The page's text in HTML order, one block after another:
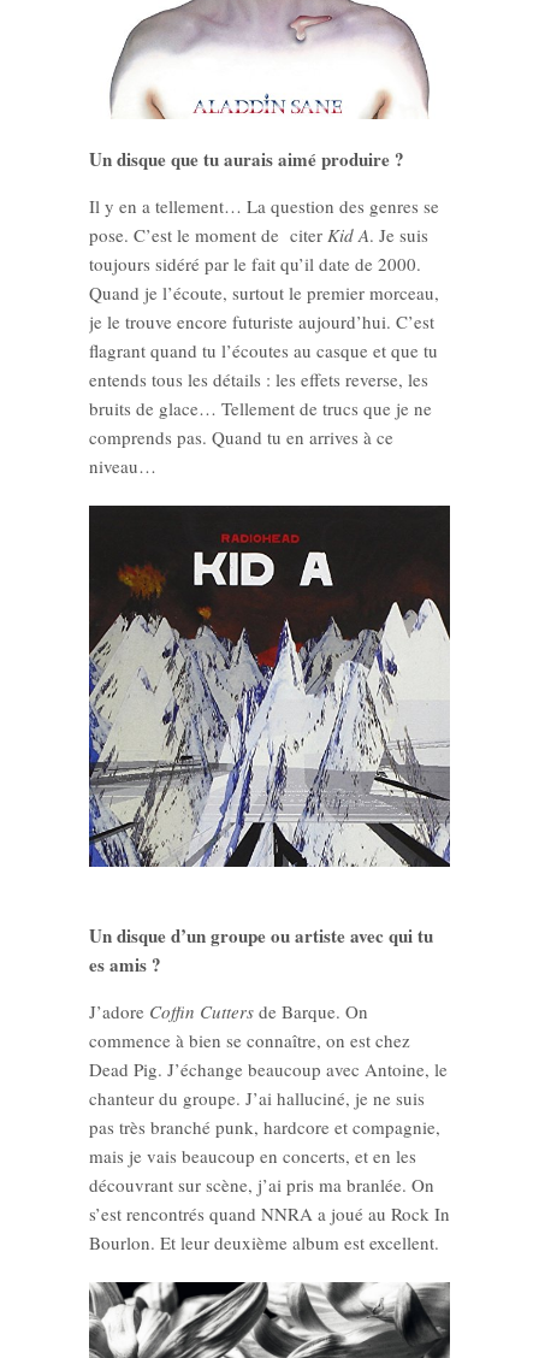
Un disque que tu aurais aimé produire ?
Il y en a tellement… La question des genres se
pose. C’est le moment de citer Kid A. Je suis
toujours sidéré par le fait qu’il date de 2000.
Quand je l’écoute, surtout le premier morceau,
je le trouve encore futuriste aujourd’hui. C’est
flagrant quand tu l’écoutes au casque et que tu
entends tous les détails : les effets reverse, les
bruits de glace… Tellement de trucs que je ne
comprends pas. Quand tu en arrives à ce
niveau…
Un disque d’un groupe ou artiste avec qui tu
es amis ?
J’adore Coffin Cutters de Barque. On
commence à bien se connaître, on est chez
Dead Pig. J’échange beaucoup avec Antoine, le
chanteur du groupe. J’ai halluciné, je ne suis
pas très branché punk, hardcore et compagnie,
mais je vais beaucoup en concerts, et en les
découvrant sur scène, j’ai pris ma branlée. On
s’est rencontrés quand NNRA a joué au Rock In
Bourlon. Et leur deuxième album est excellent.